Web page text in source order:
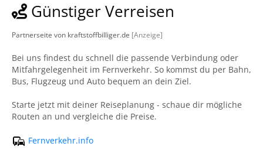
Günstiger Verreisen
Partnerseite von kraftstoffbilliger.de [Anzeige]
Bei uns findest du schnell die passende Verbindung oder
Mitfahrgelegenheit im Fernverkehr. So kommst du per Bahn,
Bus, Flugzeug und Auto bequem an dein Ziel.
Starte jetzt mit deiner Reiseplanung - schaue dir mögliche
Routen an und vergleiche die Preise.
Fernverkehr.info